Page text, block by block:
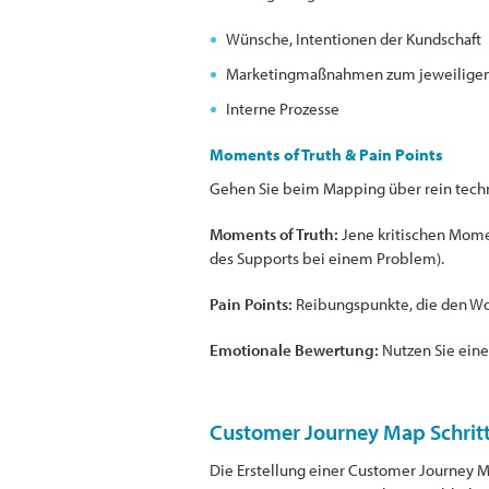
Wünsche, Intentionen der Kundschaft
Marketingmaßnahmen zum
Interne Prozesse
Moments of Truth & Pain Points
Gehen Sie beim Mapping über rein
Moments of Truth: Jene kritischen
des Supports bei einem Problem).
Pain Points: Reibungspunkte, die den
Emotionale Bewertung: Nutzen Sie
Customer Journey Map
Die Erstellung einer Customer Journey